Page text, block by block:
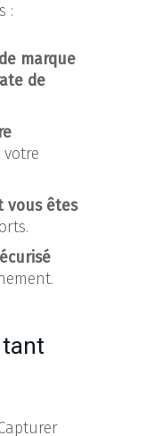
:
marque
de
êtes